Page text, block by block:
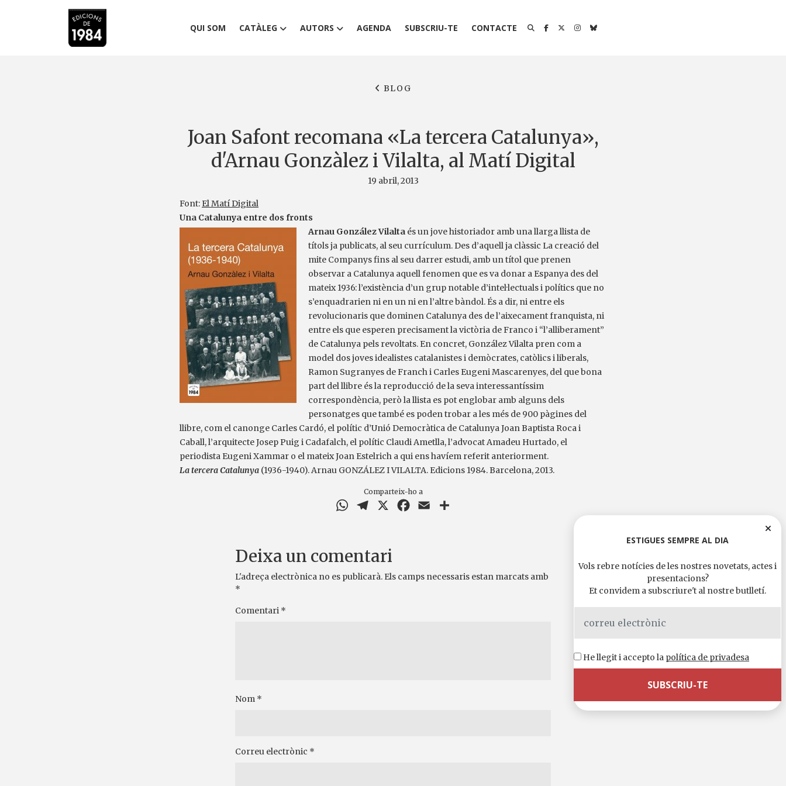
QUI SOM CATÀLEG AUTORS AGENDA SUBSCRIU-TE CONTACTE
BLOG
Joan Safont recomana «La tercera Catalunya»,
d'Arnau Gonzàlez i Vilalta, al Matí Digital
19 abril, 2013
Font: El Matí Digital
Una Catalunya entre dos fronts
Arnau González Vilalta és un jove historiador amb una llarga llista de
títols ja publicats, al seu currículum. Des d’aquell ja clàssic La creació del
mite Companys fins al seu darrer estudi, amb un títol que prenen
observar a Catalunya aquell fenomen que es va donar a Espanya des del
mateix 1936: l’existència d’un grup notable d’intel·lectuals i polítics que no
s’enquadrarien ni en un ni en l’altre bàndol. És a dir, ni entre els
revolucionaris que dominen Catalunya des de l’aixecament franquista, ni
entre els que esperen precisament la victòria de Franco i “l’alliberament”
de Catalunya pels revoltats. En concret, González Vilalta pren com a
model dos joves idealistes catalanistes i demòcrates, catòlics i liberals,
Ramon Sugranyes de Franch i Carles Eugeni Mascarenyes, del que bona
part del llibre és la reproducció de la seva interessantíssim
correspondència, però la llista es pot englobar amb alguns dels
personatges que també es poden trobar a les més de 900 pàgines del
llibre, com el canonge Carles Cardó, el polític d’Unió Democràtica de Catalunya Joan Baptista Roca i
Caball, l’arquitecte Josep Puig i Cadafalch, el polític Claudi Ametlla, l’advocat Amadeu Hurtado, el
periodista Eugeni Xammar o el mateix Joan Estelrich a qui ens havíem referit anteriorment.
La tercera Catalunya (1936-1940). Arnau GONZÁLEZ I VILALTA. Edicions 1984. Barcelona, 2013.
Comparteix-ho a
WhatsAppTelegram Facebook
Email
Deixa un comentari
L'adreça electrònica no es publicarà. Els camps necessaris estan marcats amb
*
Comentari *
Nom *
Correu electrònic *
ESTIGUES SEMPRE AL DIA
Vols rebre notícies de les nostres novetats, actes i
presentacions?
Et convidem a subscriure't al nostre butlletí.
He llegit i accepto la política de privadesa